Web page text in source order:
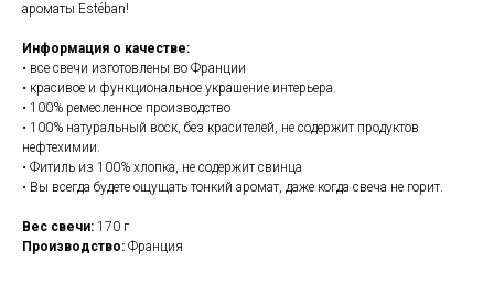
ароматы Estéban!
Информация о качестве:
• все свечи изготовлены во Франции
• красивое и функциональное украшение интерьера.
• 100% ремесленное производство
• 100% натуральный воск, без красителей, не содержит продуктов
нефтехимии.
• Фитиль из 100% хлопка, не содержит свинца
• Вы всегда будете ощущать тонкий аромат, даже когда свеча не горит.
Вес свечи: 170 г
Производство: Франция